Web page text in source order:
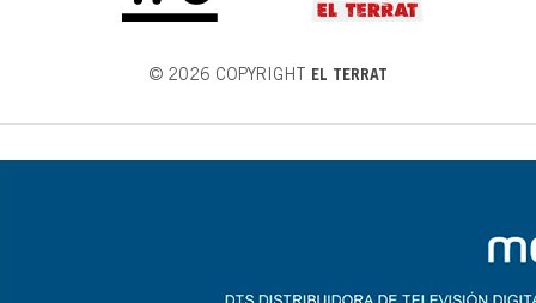
© 2026 COPYRIGHT EL TERRAT